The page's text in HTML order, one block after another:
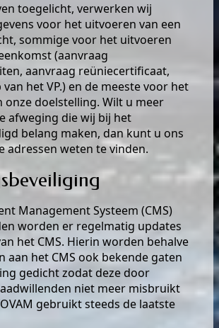
toegelicht, verwerken wij
voor het uitvoeren van een
sommige voor het uitvoeren
(aanvraag
aanvraag reüniecertificaat,
het VP.) en de meeste voor het
onze doelstelling. Wilt u meer
afweging die wij bij het
belang maken, dan kunt u ons
adressen weten te vinden.
Management Systeem (CMS)
worden er regelmatig updates
het CMS. Hierin worden behalve
aan het CMS ook bekende gaten
gedicht zodat deze door
niet meer misbruikt
gebruikt steeds de laatste